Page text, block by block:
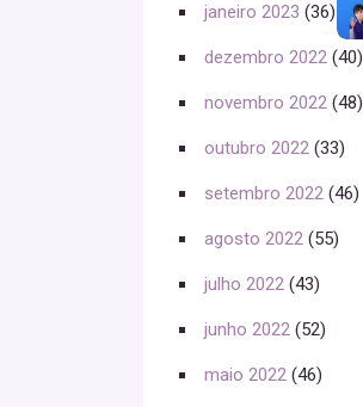
janeiro 2023 (36)
dezembro 2022 (40)
novembro 2022 (48)
outubro 2022 (33)
setembro 2022 (46)
agosto 2022 (55)
julho 2022 (43)
junho 2022 (52)
maio 2022 (46)